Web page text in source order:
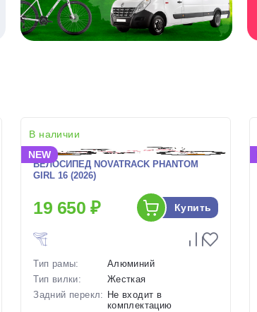
В наличии
NEW
ВЕЛОСИПЕД NOVATRACK PHANTOM
GIRL 16 (2026)
19 650 ₽ Купить
Тип рамы:
Алюминий
Тип вилки:
Жесткая
Задний перекл: Не входит в
комплектацию